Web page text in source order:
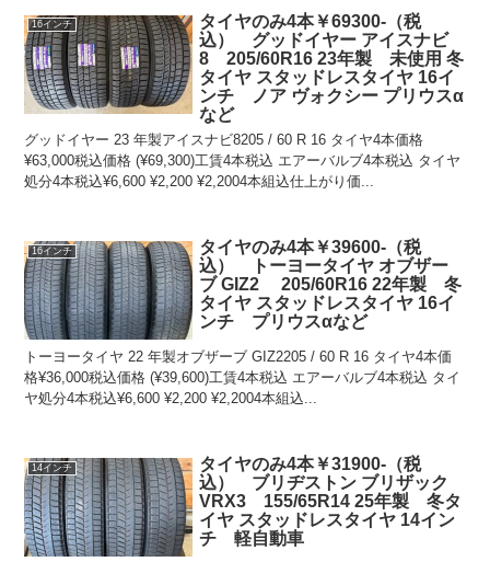
16インチ
タイヤのみ4本￥69300-（税
込） グッドイヤー アイスナビ
8 205/60R16 23年製 未使用 冬
タイヤ スタッドレスタイヤ 16イ
ンチ ノア ヴォクシー プリウスα
など
グッドイヤー 23 年製アイスナビ8205 / 60 R 16 タイヤ4本価格
¥63,000税込価格 (¥69,300)工賃4本税込 エアーバルブ4本税込 タイヤ
処分4本税込¥6,600 ¥2,200 ¥2,2004本組込仕上がり価...
16インチ
タイヤのみ4本￥39600-（税
込） トーヨータイヤ オブザー
ブ GIZ2 205/60R16 22年製 冬
タイヤ スタッドレスタイヤ 16イ
ンチ プリウスαなど
トーヨータイヤ 22 年製オブザーブ GIZ2205 / 60 R 16 タイヤ4本価
格¥36,000税込価格 (¥39,600)工賃4本税込 エアーバルブ4本税込 タイ
ヤ処分4本税込¥6,600 ¥2,200 ¥2,2004本組込...
14インチ
タイヤのみ4本￥31900-（税
込） ブリヂストン ブリザック
VRX3 155/65R14 25年製 冬タ
イヤ スタッドレスタイヤ 14イン
チ 軽自動車